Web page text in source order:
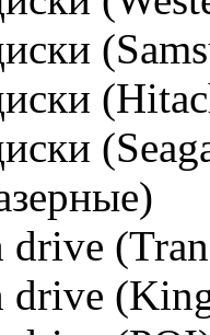
drive
drive